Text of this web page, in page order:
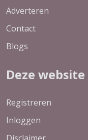
Adverteren
Contact
Blogs
Deze website
Registreren
Inloggen